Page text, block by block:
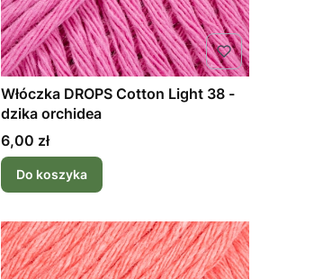
Włóczka DROPS Cotton Light 38 -
dzika orchidea
Cena
6,00 zł
Do koszyka